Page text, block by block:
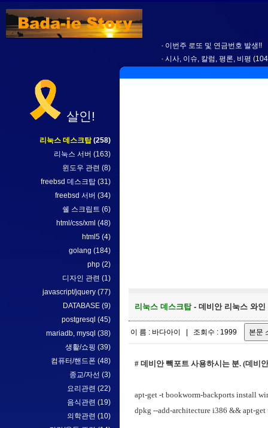
이번주 로또 및 연금번호 발생!!
시사, 이슈, 칼럼, 평론, 비평
살인!
리눅스 데스크탑 (258)
리눅스 서버 (163)
윈도우 관련 (8)
freebsd 데스크탑 (31)
freebsd 서버 (34)
쉘 스크립트 (6)
html/css/xml (48)
html5 (4)
golang (184)
php (2)
디자인 관련 (1)
javascript/jquery (77)
DATABASE (9)
postgresql (45)
mariadb, mysql (38)
생활/쇼핑 (39)
컴퓨터/핸드폰 (48)
종교/자선 (3)
요리관련 (22)
음식관련 (19)
의학관련 (10)
리눅스 데스크탑- 데비안 리눅스 와
이 름 : 바다아이 | 조회수 : 1999
# 데비안 빽포트 사용하시는 분. (데비
apt-get -t bookworm-backports install
dpkg --add-architecture i386 && apt-